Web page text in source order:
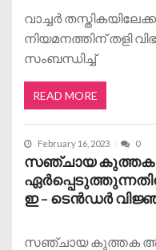
വാച്ചർ
നിയമനത്തിന് തളി
സംബന്ധിച്ച്
READ MORE
February 16, 2023 0
സഞ്ചായ കുത്തക
ഇ – ടെൻഡർ
സഞ്ചായ കുത്തക